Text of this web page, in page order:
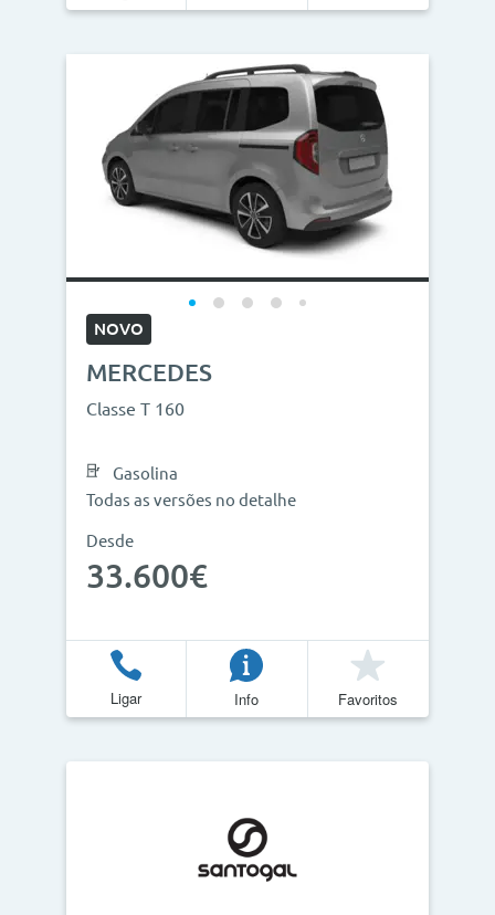
NOVO
MERCEDES
Classe T 160
Gasolina
Todas as versões no detalhe
Desde
33.600€
Ligar Info Favoritos